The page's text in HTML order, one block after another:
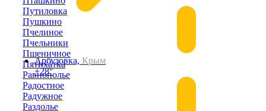
Арбузовка, Крым
+28°
Путиловка
Пушкино
Пчелиное
Пчельники
Пшеничное
Пятихатка
Равнополье
Радостное
Радужное
Раздолье